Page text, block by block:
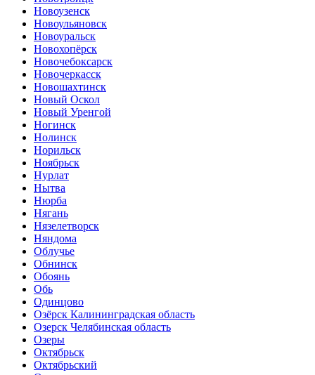
Новоузенск
Новоульяновск
Новоуральск
Новохопёрск
Новочебоксарск
Новочеркасск
Новошахтинск
Новый Оскол
Новый Уренгой
Ногинск
Нолинск
Норильск
Ноябрьск
Нурлат
Нытва
Нюрба
Нягань
Нязелетворск
Няндома
Облучье
Обнинск
Обоянь
Обь
Одинцово
Озёрск Калининградская область
Озерск Челябинская область
Озеры
Октябрьск
Октябрьский